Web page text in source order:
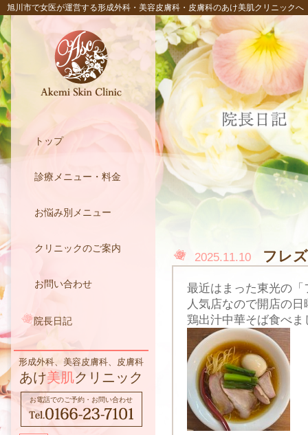
旭川市で女医が運営する形成外科・美容皮膚科・皮膚科のあけ美肌クリニックへ
トップ
診療メニュー・料金
お悩み別メニュー
クリニックのご案内
お問い合わせ
院長日記
形成外科、美容皮膚科、皮膚科
あけ美肌クリニック
お電話でのご予約・お問い合わせ
2025.11.10 フレ
最近はまった東光の
人気店なので開店の
鶏出汁中華そば食べま